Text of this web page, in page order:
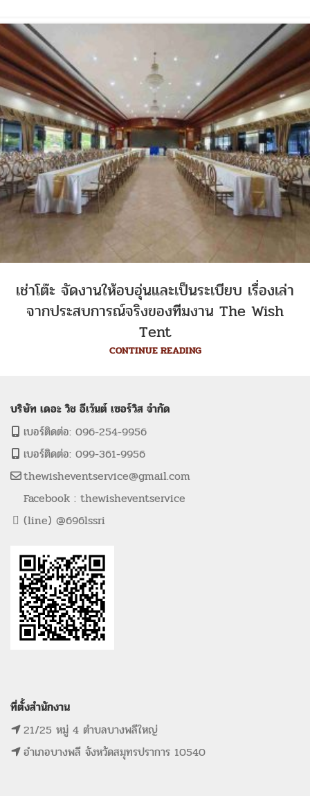
เช่าโต๊ะ จัดงานให้อบอุ่นและเป็นระเบียบ เรื่องเล่า
จากประสบการณ์จริงของทีมงาน The Wish
Tent
CONTINUE READING
บริษัท เดอะ วิช อีเว้นต์ เซอร์วิส จำกัด
เบอร์ติดต่อ: 096-254-9956
เบอร์ติดต่อ: 099-361-9956
thewisheventservice@gmail.com
Facebook : thewisheventservice
(line) @696lssri
ที่ตั้งสำนักงาน
21/25 หมู่ 4 ตำบลบางพลีใหญ่
อำเภอบางพลี จังหวัดสมุทรปราการ 10540